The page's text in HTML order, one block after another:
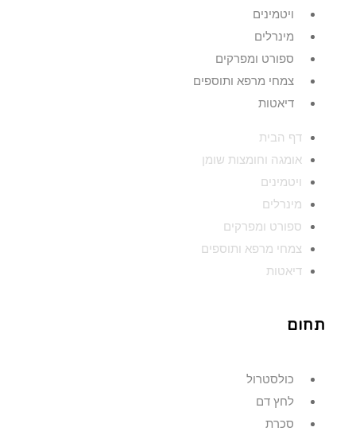
ויטמינים
מינרלים
ספורט ומפרקים
צמחי מרפא ותוספים
דיאטות
דף הבית
אומגה וחומצות שומן
ויטמינים
מינרלים
ספורט ומפרקים
צמחי מרפא ותוספים
דיאטות
תחום
כולסטרול
לחץ דם
סכרת